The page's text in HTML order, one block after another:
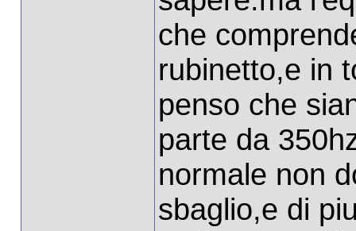
che
rubinetto,e in
penso che
parte da
normale non
sbaglio,e di